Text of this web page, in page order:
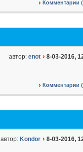
Комментарии
автор: enot 8-03-2016,
Комментарии
автор: Kondor 8-03-2016,